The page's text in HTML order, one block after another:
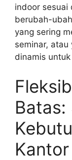
indoor sesuai
berubah-
yang sering
seminar,
dinamis
Batas: